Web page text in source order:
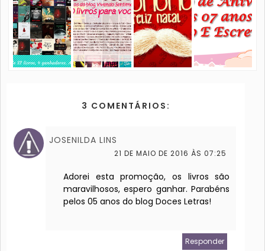
3 COMENTÁRIOS:
JOSENILDA LINS
21 DE MAIO DE 2016 ÀS 07:25
Adorei esta promoção, os livros são
maravilhosos, espero ganhar. Parabéns
pelos 05 anos do blog Doces Letras!
Responder